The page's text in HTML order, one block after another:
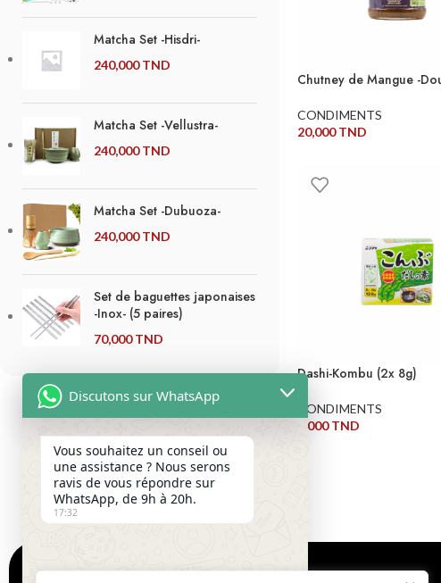
Matcha Set -Hisdri-
240,000TND
Matcha Set -Vellustra-
240,000TND
Matcha Set -Dubuoza-
240,000TND
Set de baguettes japonaises
-Inox- (5 paires)
70,000TND
Chutney de Mangue -
CONDIMENTS
20,000TND
Dashi-Kombu (2x 8g)
CONDIMENTS
4,000TND
Discutons sur WhatsApp
Vous souhaitez un conseil ou
une assistance ? Nous serons
ravis de vous répondre sur
WhatsApp, de 9h à 20h.
17:32